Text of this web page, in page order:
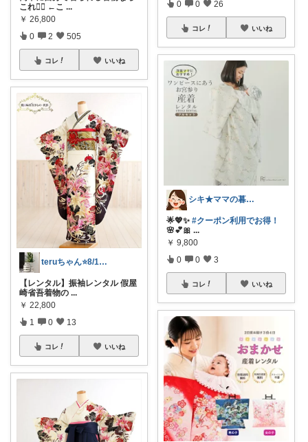
これ☝🏻 ←こ ...
￥ 26,800
0 2 505
コレ いいね
teruちゃん⭐️8/1楽天トラベル感謝
【レンタル】振袖レンタル 假屋
崎省吾着物の ...
￥ 22,800
1 0 13
コレ いいね
0 0 26
コレ いいね
シキ★ママの暮らし、キッズ
🌟💖✨ #クーポン利用でお得！
🌸💕🎀 ...
￥ 9,800
0 0 3
コレ いいね